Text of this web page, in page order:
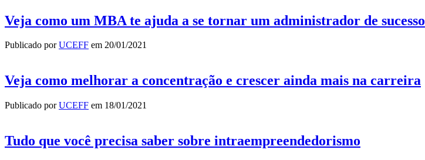
Veja como um MBA te ajuda a se tornar um administrador de sucesso
Publicado porUCEFF em 20/01/2021
Veja como melhorar a concentração e crescer ainda mais na carreira
Publicado porUCEFF em 18/01/2021
Tudo que você precisa saber sobre intraempreendedorismo